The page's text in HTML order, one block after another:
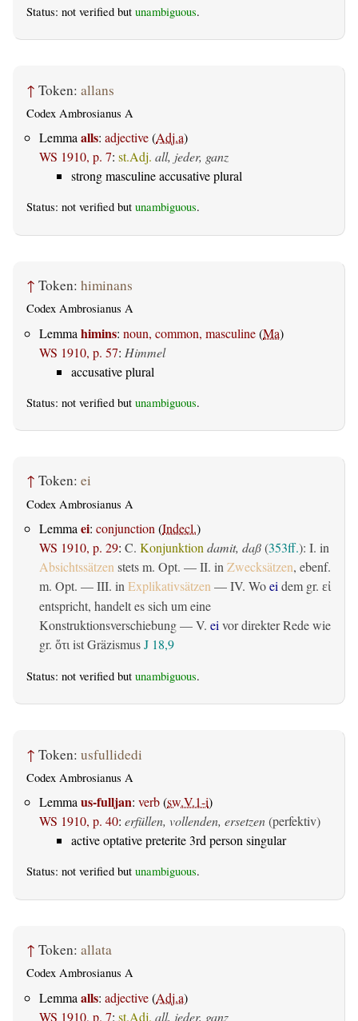
Status: not verified but unambiguous.
↑ Token: allans
Codex Ambrosianus A
Lemmaalls: adjective(Adj.a)
WS 1910, p. 7: st.Adj. all, jeder, ganz
strong masculine accusative plural
Status: not verified but unambiguous.
↑ Token: himinans
Codex Ambrosianus A
Lemma himins: noun, common, masculine(Ma)
WS 1910, p. 57: Himmel
accusative plural
Status: not verified but unambiguous.
↑ Token: ei
Codex Ambrosianus A
Lemma ei: conjunction (Indecl.)
WS 1910, p. 29: C. Konjunktion damit, daß(353ff.): I. in
Absichtssätzen stets m. Opt. — II. in Zwecksätzen, ebenf.
m. Opt. — III. in Explikativsätzen — IV. Woei dem gr. εἰ
entspricht, handelt es sich um eine
Konstruktionsverschiebung — V. ei vor direkter Rede wie
gr. ὅτι ist GräzismusJ 18,9
Status: not verified but unambiguous.
↑ Token: usfullidedi
Codex Ambrosianus A
Lemmaus-fulljan: verb(sw.V.1-i)
WS 1910, p. 40: erfüllen, vollenden, ersetzen(perfektiv)
active optative preterite 3rd person singular
Status: not verified but unambiguous.
↑ Token: allata
Codex Ambrosianus A
Lemma alls: adjective(Adj.a)
WS 1910, p. 7: st.Adj. all, jeder, ganz